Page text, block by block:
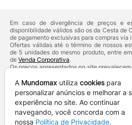
Em caso de divergência de preços e
disponibilidade válidos são os da Cesta de
de pagamento exclusivas para compras via
Ofertas válidas até o término de nossos
de 5 unidades do mesmo produto, entre
de Venda Corporativa.
Os preços apresentados no site
Defesa do Consumidor:Lei nº 8.078.
Vendas sujeitas à confirmação de dados e
Razão Social: Hayamax Distribuidora de
CNPJ: 01.725.627/0002-53 - Endereço:
Centro - CEP: 86010-921 - Londrina / PR
A Mundomax utiliza cookiespara
personalizar anúncios e melhorar a
experiência no site. Ao continuar
navegando, você concorda com a
nossa Política de Privacidade.